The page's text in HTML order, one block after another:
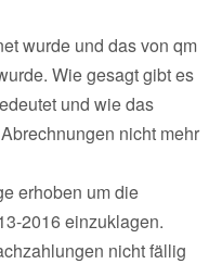
wurde und das von qm
Wie gesagt gibt es
und wie das
nicht mehr
erhoben um die
2016 einzuklagen.
nicht fällig